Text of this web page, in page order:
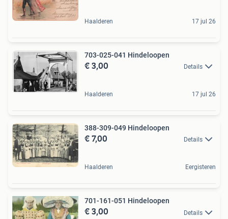
Haalderen 17 jul 26
703-025-041 Hindeloopen
€ 3,00 Details
Haalderen 17 jul 26
388-309-049 Hindeloopen
€ 7,00 Details
Haalderen Eergisteren
701-161-051 Hindeloopen
€ 3,00 Details